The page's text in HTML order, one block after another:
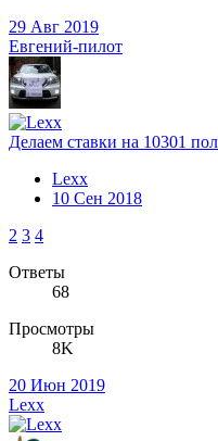
29 Авг 2019
Евгений-пилот
Делаем ставки на 10301
Lexx
10 Сен 2018
2 3 4
Ответы
68
Просмотры
8K
20 Июн 2019
Lexx